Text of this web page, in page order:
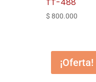
$ 800.000
¡Oferta!